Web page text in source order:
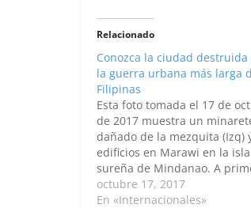
Relacionado
Conozca la ciudad
la guerra urbana más larga
Filipinas
Esta foto tomada el 17 de
de 2017 muestra un
dañado de la mezquita (Izq)
edificios en Marawi en la isla
sureña de Mindanao. A
vista, las interminables
edificios devastados podrían
octubre 17, 2017
En «Internacionales»